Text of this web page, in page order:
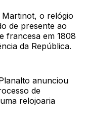
o relógio
de presente ao
francesa em 1808
da República.
anunciou
de
relojoaria